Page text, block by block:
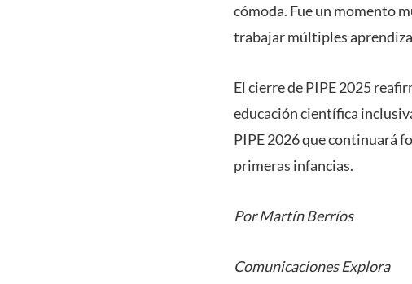
cómoda. Fue un momento
trabajar múltiples
El cierre de PIPE 2025
educación científica
PIPE 2026 que continuará
primeras infancias.
Por Martín Berríos
Comunicaciones Explora